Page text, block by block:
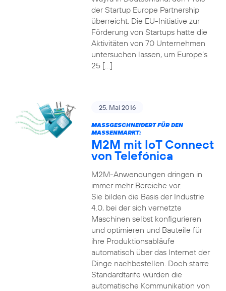
der Startup Europe Partnership
überreicht. Die EU-Initiative zur
Förderung von Startups hatte die
Aktivitäten von 70 Unternehmen
untersuchen lassen, um Europe’s
25 […]
25. Mai 2016
MASSGESCHNEIDERT FÜR DEN M
ASSENMARKT:
M2M mit IoT Connect
von Telefónica
M2M-Anwendungen dringen in
immer mehr Bereiche vor.
Sie bilden die Basis der Industrie
4.0, bei der sich vernetzte
Maschinen selbst konfigurieren
und optimieren und Bauteile für
ihre Produktionsabläufe
automatisch über das Internet der
Dinge nachbestellen. Doch starre
Standardtarife würden die
automatische Kommunikation von